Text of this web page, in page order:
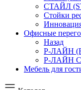
СТАЙЛ
Стойки
Офисные
Назад
Р-ЛАЙН
Р-ЛАЙН
Мебель для